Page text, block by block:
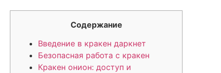
Содержание
Введение в кракен даркнет
Безопасная работа с кракен
Кракен онион: доступ и